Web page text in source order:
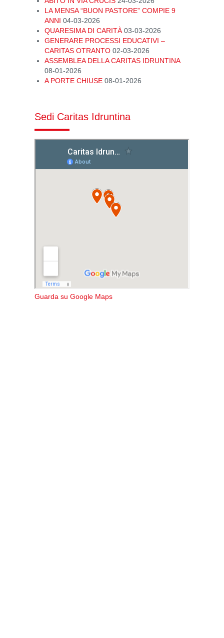
LA MENSA “BUON PASTORE” COMPIE 9
ANNI
04-03-2026
QUARESIMA DI CARITÀ 03-03-2026
GENERARE PROCESSI EDUCATIVI –
CARITAS OTRANTO 02-03-2026
ASSEMBLEA DELLA CARITAS IDRUNTINA
08-01-2026
A PORTE CHIUSE 08-01-2026
Sedi Caritas Idruntina
Guarda su Google Maps